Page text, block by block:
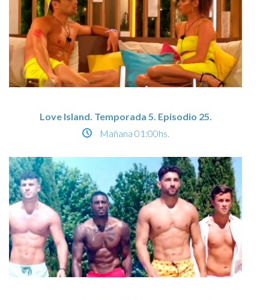
Love Island. Temporada 5. Episodio 25.
Mañana 01:00hs.